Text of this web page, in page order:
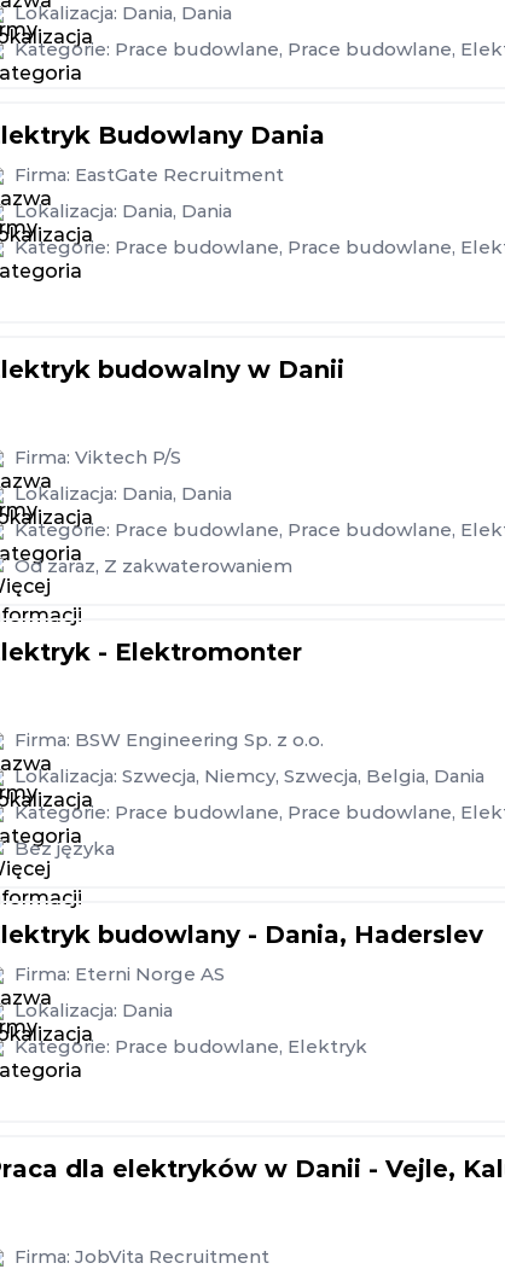
Lokalizacja: Dania, Dania
Kategorie: Prace budowlane, Prace budowlane,
Budowlany Dania
Firma: EastGate Recruitment
Lokalizacja: Dania, Dania
Kategorie: Prace budowlane, Prace budowlane,
budowalny w Danii
Firma: Viktech P/S
Lokalizacja: Dania, Dania
Kategorie: Prace budowlane, Prace budowlane,
Od zaraz, Z zakwaterowaniem
- Elektromonter
Firma: BSW Engineering Sp. z o.o.
Lokalizacja: Szwecja, Niemcy, Szwecja, Belgia, Dania
Kategorie: Prace budowlane, Prace budowlane,
Bez języka
budowlany - Dania, Haderslev
Firma: Eterni Norge AS
Lokalizacja: Dania
Kategorie: Prace budowlane, Elektryk
dla elektryków w Danii - Vejle,
Firma: JobVita Recruitment